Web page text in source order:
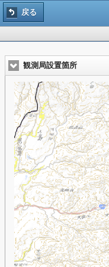
戻る
観測局設置箇所